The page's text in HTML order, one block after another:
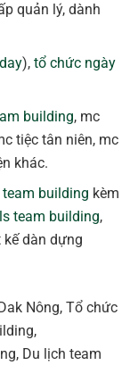
quản lý, dành
),tổ chức ngày
building, mc
tiệc tân niên, mc
khác.
building kèm
team building,
kế dàn dựng